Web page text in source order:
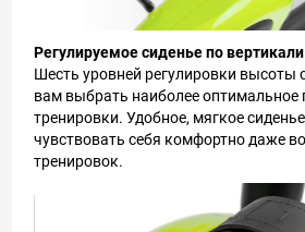
Регулируемое сиденье по вертикали
Шесть уровней регулировки высоты
вам выбрать наиболее оптимальное
тренировки. Удобное, мягкое
чувствовать себя комфортно даже
тренировок.